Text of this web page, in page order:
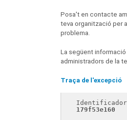
Posa't en contacte
teva organització per
problema.
La següent
administradors de la
Traça de l'excepció
179f53e160